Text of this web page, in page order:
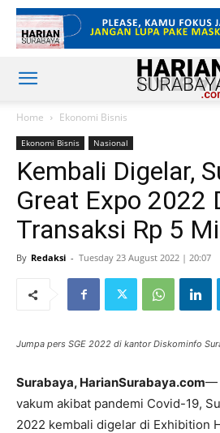
Home Ekonomi Bisnis
Ekonomi Bisnis Nasional
Kembali Digelar,
Great Expo 2022
Transaksi Rp 5
By Redaksi - Tuesday 23 August 2022 | 20:07
Jumpa pers SGE 2022 di kantor Diskominfo
Surabaya, HarianSurabaya.com—
vakum akibat pandemi Covid-19,
2022 kembali digelar di Exhibition